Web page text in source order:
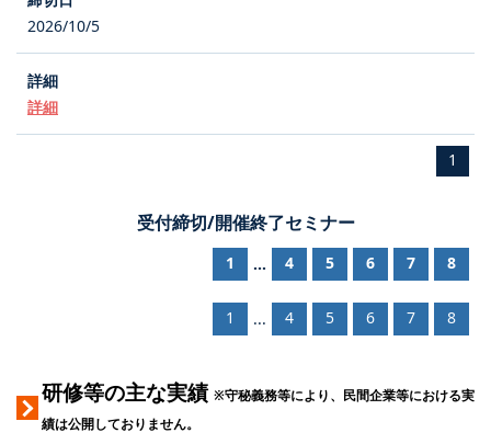
2026/10/5
詳細
1
受付締切/開催終了セミナー
1 ... 4 5 6 7 8
1 ... 4 5 6 7 8
研修等の主な実績 ※守秘義務等により、民間企業等における実
績は公開しておりません。